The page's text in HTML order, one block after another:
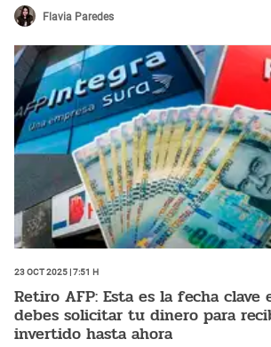
Flavia Paredes
23 Oct 2025 | 7:51 h
Retiro AFP: Esta es la fecha clave
debes solicitar tu dinero para
invertido hasta ahora